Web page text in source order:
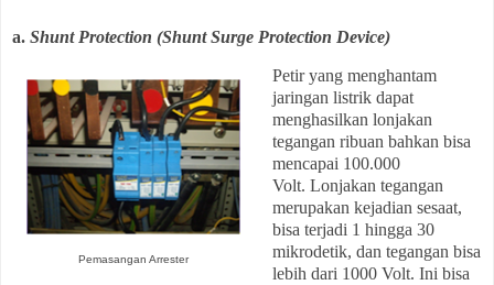
a. Shunt Protection (ShuntSurge Protection Device)
Pemasangan Arrester
Petir yang menghantam
jaringan listrik dapat
menghasilkan lonjakan
tegangan ribuan bahkan bisa
mencapai 100.000
Volt. Lonjakan tegangan
merupakan kejadian sesaat,
bisa terjadi 1 hingga 30
mikrodetik, dan tegangan bisa
lebih dari 1000 Volt. Ini bisa